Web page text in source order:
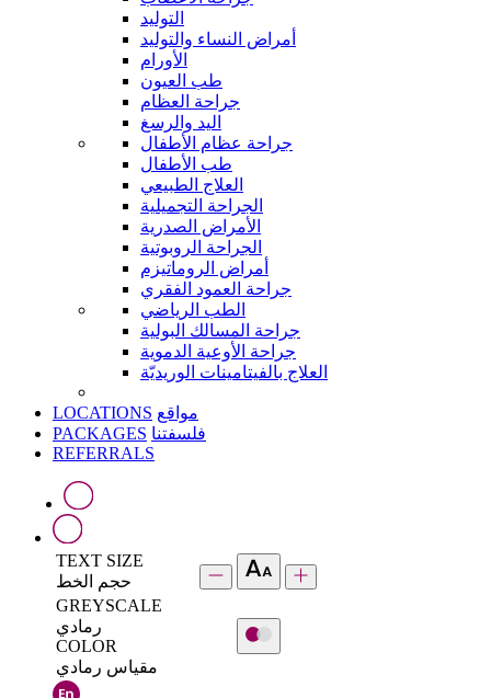
التوليد
أمراض النساء والتوليد
الأورام
طب العيون
جراحة العظام
اليد والرسغ
جراحة عظام الأطفال
طب الأطفال
العلاج الطبيعي
الجراحة التجميلية
الأمراض الصدرية
الجراحة الروبوتية
أمراض الروماتيزم
جراحة العمود الفقري
الطب الرياضي
جراحة المسالك البولية
جراحة الأوعية الدموية
العلاج بالفيتامينات الوريديّة
LOCATIONS مواقع
PACKAGES فلسفتنا
REFERRALS
TEXT SIZE
حجم الخط
GREYSCALE
رمادي
COLOR
مقياس رمادي